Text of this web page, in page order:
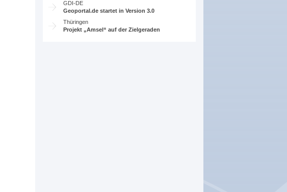
GDI-DE
Geoportal.de startet in Version 3.0
Thüringen
Projekt „Amsel“ auf der Zielgeraden